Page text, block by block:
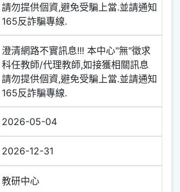
請勿提供個資,避免受騙上當.並請通知
165反詐騙專線.
澄清網路不實訊息!!! 本中心"無"徵求
科任教師/代理教師,如接獲相關訊息
請勿提供個資,避免受騙上當.並請通知
165反詐騙專線.
2026-05-04
2026-12-31
教研中心